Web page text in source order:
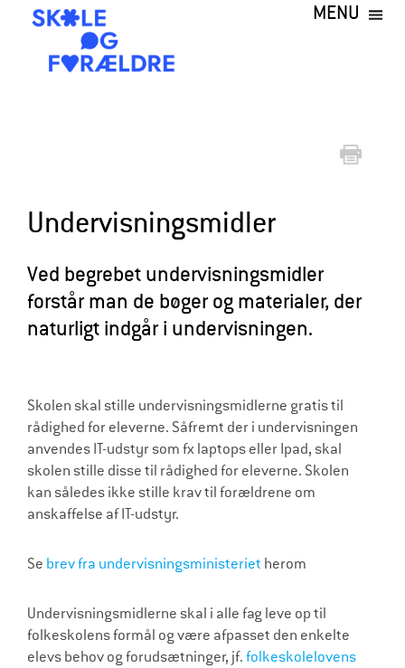
hovedindhold
e
g
F
o
æ
d
r
e
MENU
Undervisningsmidler
Ved begrebet undervisningsmidler
forstår man de bøger og materialer, der
naturligt indgår i undervisningen.
Skolen skal stille undervisningsmidlerne gratis til
rådighed for eleverne. Såfremt der i undervisningen
anvendes IT-udstyr som fx laptops eller Ipad, skal
skolen stille disse til rådighed for eleverne. Skolen
kan således ikke stille krav til forældrene om
anskaffelse af IT-udstyr.
Se brev fra undervisningsministeriet herom
Undervisningsmidlerne skal i alle fag leve op til
folkeskolens formål og være afpasset den enkelte
elevs behov og forudsætninger, jf.folkeskolelovens